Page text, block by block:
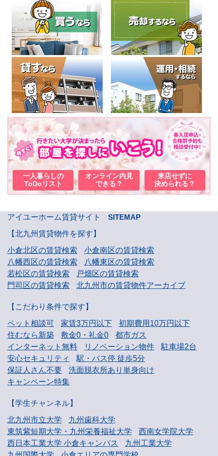
一人暮らしの
ToDoリスト
オンライン内見
できる？
来店せずに
決められる？
アイユーホーム賃貸サイト
SITEMAP
【北九州賃貸物件を探す】
小倉北区の賃貸検索
小倉南区の賃貸検索
八幡西区の賃貸検索
八幡東区の賃貸検索
若松区の賃貸検索
戸畑区の賃貸検索
門司区の賃貸検索
北九州市の賃貸物件アーカイブ
【こだわり条件で探す】
ペット相談可
家賃3万円以下
初期費用10万円以下
住むなら新築
敷金0・礼金0
都市ガス
インターネット無料
リノベーション物件
駐車場2台
安心セキュリティ
駅・バス停 徒歩5分
保証人さん不要
洗面脱衣所あり単身向け
キャンペーン特集
【学生チャンネル】
北九州市立大学
九州歯科大学
東筑紫短期大学・九州栄養福祉大学
西南女学院大学
西日本工業大学小倉キャンパス
九州工業大学